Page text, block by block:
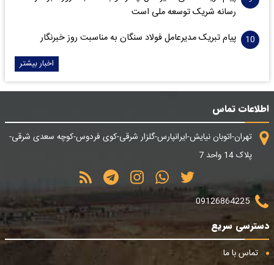
رسانه شریک توسعه ملی است
پیام تبریک مدیرعامل فولاد سنگان به مناسبت روز خبرنگار
اخبار بیشتر
اطلاعات تماس
تهران-اتوبان نیایش-ایرانپارس-گلزار شرقی-کوی فردوس-کوچه سعدی شرقی-
پلاک 14 واحد 7
09126864225
دسترسی سریع
تماس با ما